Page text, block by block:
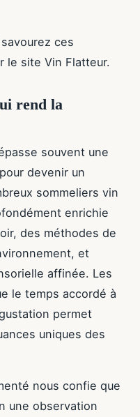
ces
le site Vin Flatteur.
rend la
souvent une
devenir un
sommeliers vin
enrichie
des méthodes de
et
affinée. Les
le temps accordé à
permet
uniques des
nous confie que
une observation